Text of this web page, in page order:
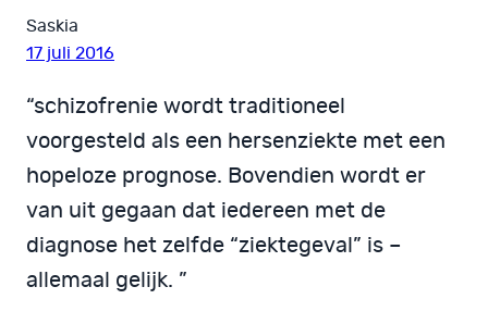
Saskia
17 juli 2016
“schizofrenie wordt traditioneel
voorgesteld als een hersenziekte met een
hopeloze prognose. Bovendien wordt er
van uit gegaan dat iedereen met de
diagnose het zelfde “ziektegeval” is –
allemaal gelijk. ”